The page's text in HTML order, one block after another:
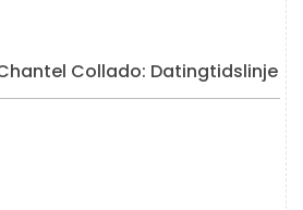
Collado: Datingtidslinje